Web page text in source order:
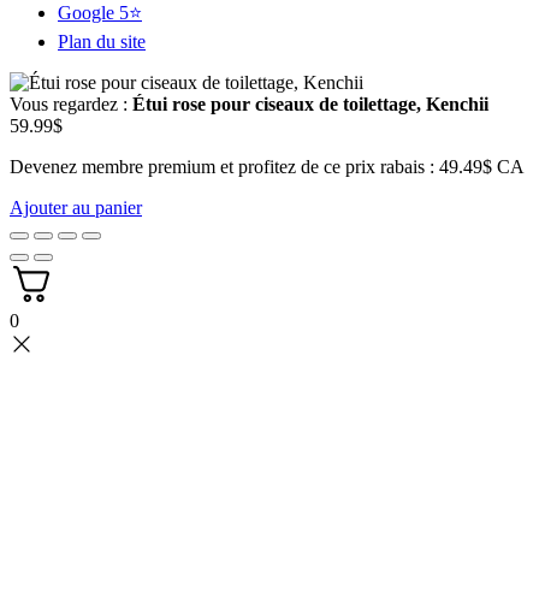
Google 5⭐
Plan du site
Vous regardez : Étui rose pour ciseaux de toilettage, Kenchii
59.99$
Devenez membre premium et profitez de ce prix rabais : 49.49$ CA
Ajouter au panier
0